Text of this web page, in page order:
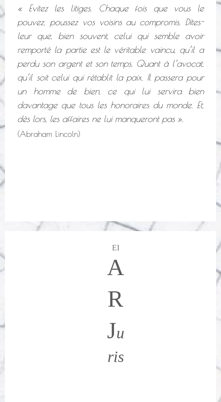
« Evitez les litiges. Chaque fois que vous le
pouvez, poussez vos voisins au compromis. Dites-
leur que, bien souvent, celui qui semble avoir
remporté la partie est le véritable vaincu, qu’il a
perdu son argent et son temps. Quant à l’avocat,
qu’il soit celui qui rétablit la paix. Il passera pour
un homme de bien, ce qui lui servira bien
davantage que tous les honoraires du monde. Et,
dès lors, les affaires ne lui manqueront pas ».
(Abraham Lincoln)
EI
A
R
Ju
ris